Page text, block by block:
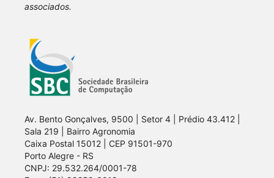
associados.
Av. Bento Gonçalves, 9500 | Setor 4 | Prédio 43.412 |
Sala 219 | Bairro Agronomia
Caixa Postal 15012 | CEP 91501-970
Porto Alegre - RS
CNPJ: 29.532.264/0001-78